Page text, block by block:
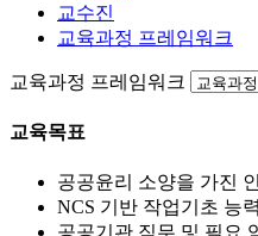
교수진
교육과정 프레임워크
교육과정 프레임워크
교육목표
공공윤리 소양을 가진
NCS 기반 작업기초 능